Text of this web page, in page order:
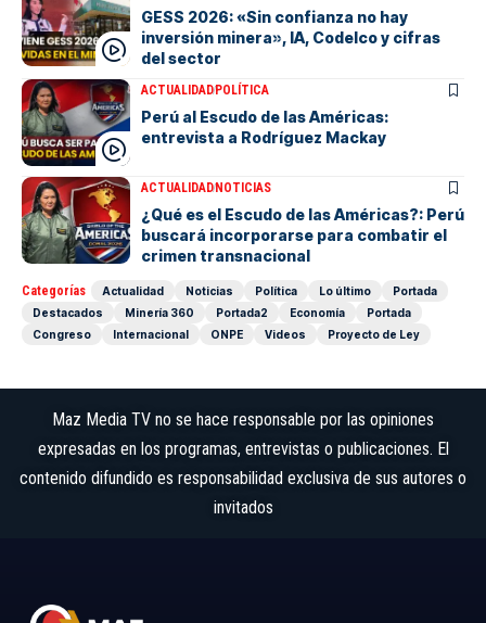
GESS 2026: «Sin confianza no hay
inversión minera», IA, Codelco y cifras
del sector
ACTUALIDADPOLÍTICA
Perú al Escudo de las Américas:
entrevista a Rodríguez Mackay
ACTUALIDADNOTICIAS
¿Qué es el Escudo de las Américas?: Perú
buscará incorporarse para combatir el
crimen transnacional
Categorías Actualidad Noticias Política Lo último
Portada
Destacados
Minería 360 Portada2 Economía
Portada
Congreso
Internacional ONPE Videos Proyecto de Ley
Maz Media TV no se hace responsable por las opiniones
expresadas en los programas, entrevistas o publicaciones. El
contenido difundido es responsabilidad exclusiva de sus autores o
invitados